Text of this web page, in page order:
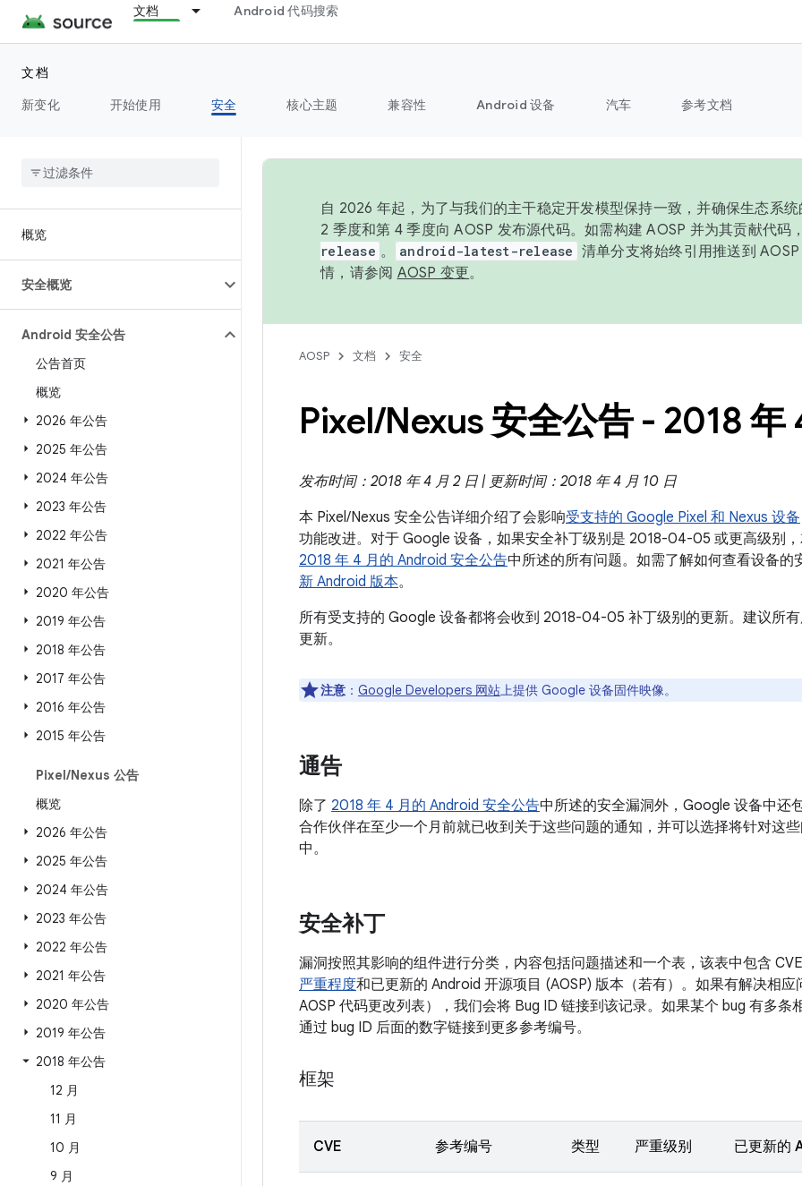
文档 Android 代码搜索
文档
新变化
开始使用 安全 核心主题 兼容性 Android 设备 汽车 参考文档
概览
安全概览
Android 安全公告
公告首页
概览
2026 年公告
2025 年公告
2024 年公告
2023 年公告
2022 年公告
2021 年公告
2020 年公告
2019 年公告
2018 年公告
2017 年公告
2016 年公告
2015 年公告
Pixel/Nexus 公告
概览
2026 年公告
2025 年公告
2024 年公告
2023 年公告
2022 年公告
2021 年公告
2020 年公告
2019 年公告
2018 年公告
12 月
11 月
10 月
9 月
自 2026 年起，为了与我们的主干稳定开发模型保持一致，并确保生态系
2 季度和第 4 季度向 AOSP 发布源代码。如需构建 AOSP 并为其贡献代码
release 。 android-latest-release 清单分支将始终引用推送到
情，请参阅 AOSP 变更。
AOSP 文档 安全
Pixel/Nexus 安全公告 - 2018 年
发布时间：2018 年 4 月 2 日 | 更新时间：2018 年 4 月 10 日
本 Pixel/Nexus 安全公告详细介绍了会影响受支持的 Google Pixel 和 Nexus 设备
功能改进。对于 Google 设备，如果安全补丁级别是 2018-04-05 或更高级别
2018 年 4 月的 Android 安全公告中所述的所有问题。如需了解如何查看设备的
新 Android 版本。
所有受支持的 Google 设备都将会收到 2018-04-05 补丁级别的更新。建议所
更新。
注意 ： Google Developers 网站上提供 Google 设备固件映像。
通告
除了 2018 年 4 月的 Android 安全公告中所述的安全漏洞外，Google 设备中还
合作伙伴在至少一个月前就已收到关于这些问题的通知，并可以选择将针对这
中。
安全补丁
漏洞按照其影响的组件进行分类，内容包括问题描述和一个表，该表中包含
严重程度和已更新的 Android 开源项目 (AOSP) 版本（若有）。如果有解决相
AOSP 代码更改列表），我们会将 Bug ID 链接到该记录。如果某个 bug 有多条
通过 bug ID 后面的数字链接到更多参考编号。
框架
CVE 参考编号 类型 严重级别 已更新的